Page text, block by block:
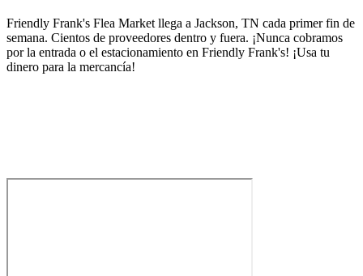
Friendly Frank's Flea Market llega a Jackson, TN cada primer fin de
semana. Cientos de proveedores dentro y fuera. ¡Nunca cobramos
por la entrada o el estacionamiento en Friendly Frank's! ¡Usa tu
dinero para la mercancía!